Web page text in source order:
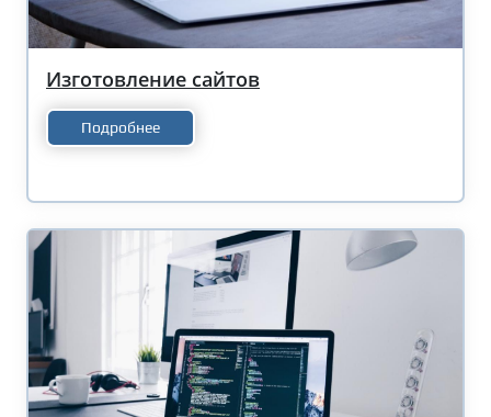
Изготовление сайтов
Подробнее